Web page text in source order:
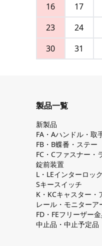
16
17
23
24
30
31
製品一覧
新製品
FA・Aハンドル・取
FB・B蝶番・ステー
FC・Cファスナー・
錠前装置
L・LEインターロック
Sキースイッチ
K・KCキャスター・
レール・モニターア
FD・FEフリーザー
中止品・中止予定品